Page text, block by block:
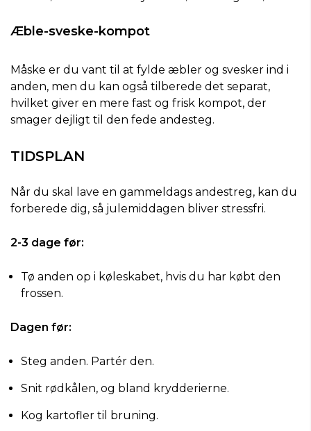
Æble-sveske-kompot
Måske er du vant til at fylde æbler og svesker ind i
anden, men du kan også tilberede det separat,
hvilket giver en mere fast og frisk kompot, der
smager dejligt til den fede andesteg.
TIDSPLAN
Når du skal lave en gammeldags andestreg, kan du
forberede dig, så julemiddagen bliver stressfri.
2-3 dage før:
Tø anden op i køleskabet, hvis du har købt den
frossen.
Dagen før:
Steg anden. Partér den.
Snit rødkålen, og bland krydderierne.
Kog kartofler til bruning.